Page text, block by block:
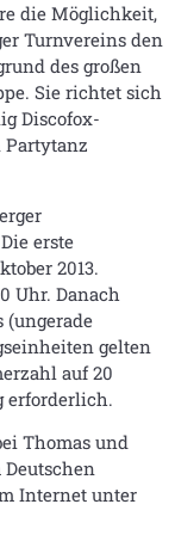
die Möglichkeit,
Turnvereins den
des großen
Sie richtet sich
Discofox-
Partytanz
erste
2013.
Uhr. Danach
(ungerade
gelten
auf 20
erforderlich.
Thomas und
Internet unter